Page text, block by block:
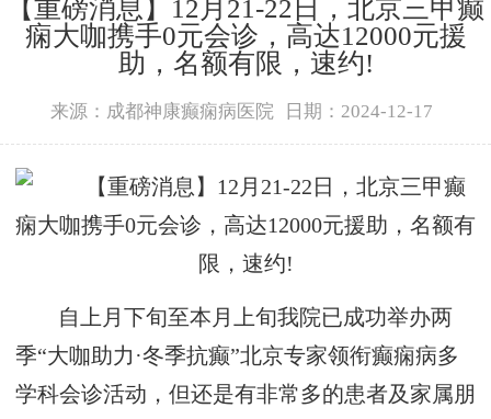
【重磅消息】12月21-22日，北京三甲癫
痫大咖携手0元会诊，高达12000元援
助，名额有限，速约!
来源：成都神康癫痫病医院 日期：2024-12-17
自上月下旬至本月上旬我院已成功举办两
季“大咖助力·冬季抗癫”北京专家领衔癫痫病多
学科会诊活动，但还是有非常多的患者及家属朋